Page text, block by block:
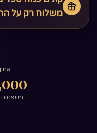
משלוח רק על
משפחות